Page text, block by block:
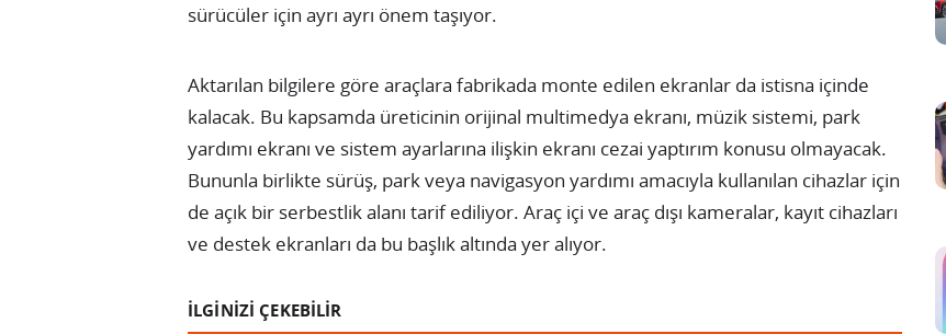
sürücüler için ayrı ayrı önem taşıyor.
Aktarılan bilgilere göre araçlara fabrikada monte edilen ekranlar da istisna içinde
kalacak. Bu kapsamda üreticinin orijinal multimedya ekranı, müzik sistemi, park
yardımı ekranı ve sistem ayarlarına ilişkin ekranı cezai yaptırım konusu olmayacak.
Bununla birlikte sürüş, park veya navigasyon yardımı amacıyla kullanılan cihazlar için
de açık bir serbestlik alanı tarif ediliyor. Araç içi ve araç dışı kameralar, kayıt cihazları
ve destek ekranları da bu başlık altında yer alıyor.
İLGİNİZİ ÇEKEBİLİR